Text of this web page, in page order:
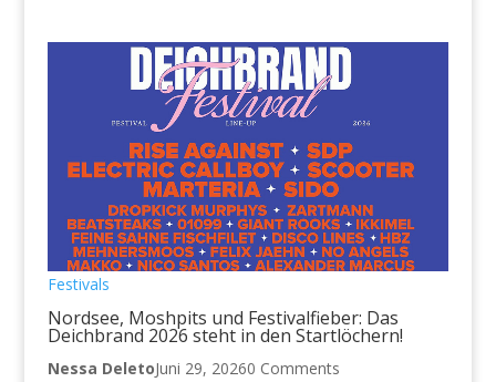
Festivals
Nordsee, Moshpits und Festivalfieber: Das
Deichbrand 2026 steht in den Startlöchern!
Nessa DeletoJuni 29, 20260 Comments